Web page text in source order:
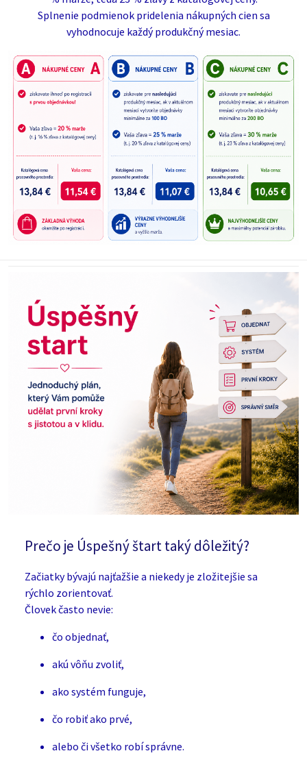
Splnenie podmienok pridelenia nákupných cien sa
vyhodnocuje každý produkčný mesiac.
Prečo je Úspešný štart taký dôležitý?
Začiatky bývajú najťažšie a niekedy je zložitejšie sa
rýchlo zorientovať.
Človek často nevie:
čo objednať,
akú vôňu zvoliť,
ako systém funguje,
čo robiť ako prvé,
alebo či všetko robí správne.